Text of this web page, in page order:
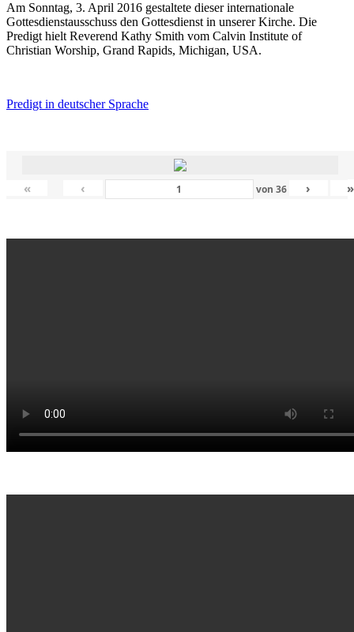
Am Sonntag, 3. April 2016 gestaltete dieser internationale
Gottesdienstausschuss den Gottesdienst in unserer Kirche. Die
Predigt hielt Reverend Kathy Smith vom Calvin Institute of
Christian Worship, Grand Rapids, Michigan, USA.
Predigt in deutscher Sprache
« ‹ von 36 › »